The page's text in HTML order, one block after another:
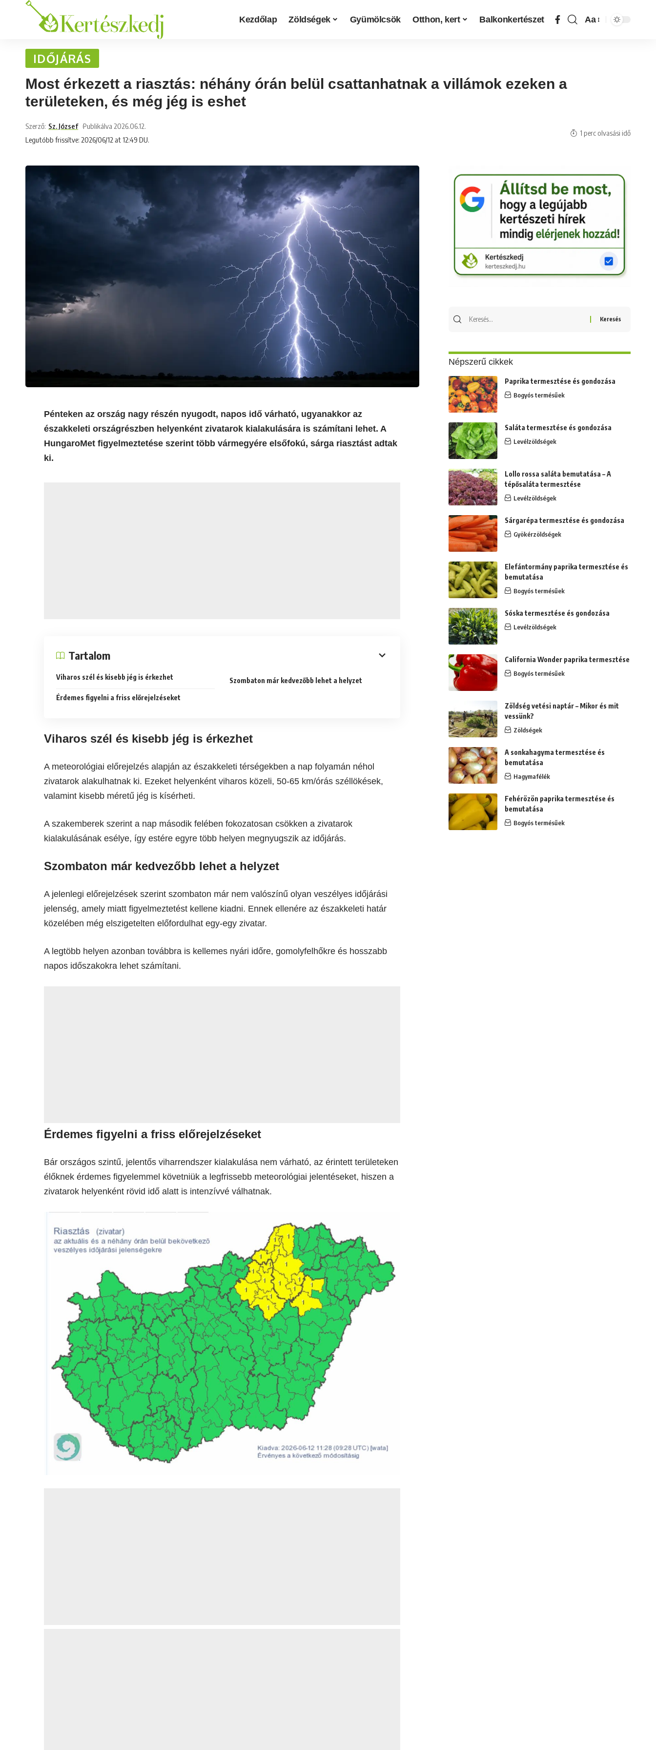
Kezdőlap Zöldségek Gyümölcsök Otthon, kert Balkonkertészet Aa
IDŐJÁRÁS
Most érkezett a riasztás: néhány órán belül csattanhatnak a villámok ezeken a
területeken, és még jég is eshet
Legutóbb frissítve: 2026/06/12 at 12:49 DU.
Szerző: Sz. József Publikálva 2026.06.12.
1 perc olvasási idő
Pénteken az ország nagy részén nyugodt, napos idő várható, ugyanakkor az
északkeleti országrészben helyenként zivatarok kialakulására is számítani lehet. A
HungaroMet figyelmeztetése szerint több vármegyére elsőfokú, sárga riasztást adtak
ki.
Tartalom
Viharos szél és kisebb jég is érkezhet Szombaton már kedvezőbb lehet a helyzet
Érdemes figyelni a friss előrejelzéseket
Viharos szél és kisebb jég is érkezhet
A meteorológiai előrejelzés alapján az északkeleti térségekben a nap folyamán néhol
zivatarok alakulhatnak ki. Ezeket helyenként viharos közeli, 50-65 km/órás széllökések,
valamint kisebb méretű jég is kísérheti.
A szakemberek szerint a nap második felében fokozatosan csökken a zivatarok
kialakulásának esélye, így estére egyre több helyen megnyugszik az időjárás.
Szombaton már kedvezőbb lehet a helyzet
A jelenlegi előrejelzések szerint szombaton már nem valószínű olyan veszélyes időjárási
jelenség, amely miatt figyelmeztetést kellene kiadni. Ennek ellenére az északkeleti határ
közelében még elszigetelten előfordulhat egy-egy zivatar.
A legtöbb helyen azonban továbbra is kellemes nyári időre, gomolyfelhőkre és hosszabb
napos időszakokra lehet számítani.
Érdemes figyelni a friss előrejelzéseket
Bár országos szintű, jelentős viharrendszer kialakulása nem várható, az érintett területeken
élőknek érdemes figyelemmel követniük a legfrissebb meteorológiai jelentéseket, hiszen a
zivatarok helyenként rövid idő alatt is intenzívvé válhatnak.
Népszerű cikkek
Paprika termesztése és gondozása
Bogyós termésűek
Saláta termesztése és gondozása
Levélzöldségek
Lollo rossa saláta bemutatása – A
tépősaláta termesztése
Levélzöldségek
Sárgarépa termesztése és gondozása
Gyökérzöldségek
Elefántormány paprika termesztése és
bemutatása
Bogyós termésűek
Sóska termesztése és gondozása
Levélzöldségek
California Wonder paprika termesztése
Bogyós termésűek
Zöldség vetési naptár – Mikor és mit
vessünk?
Zöldségek
A sonkahagyma termesztése és
bemutatása
Hagymafélék
Fehérözön paprika termesztése és
bemutatása
Bogyós termésűek